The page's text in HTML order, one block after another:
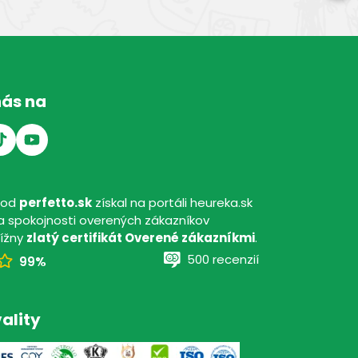
na
perfetto.skzískal na portáli heureka.sk
spokojnosti overených zákazníkov
zlatý certifikát Overené zákazníkmi.
99%
500 recenzií